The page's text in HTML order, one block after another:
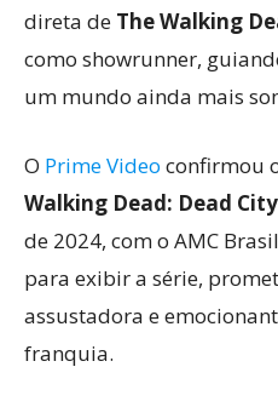
direta de The Walking
como showrunner,
um mundo ainda mais
O Prime Video confirmou
Walking Dead: Dead City
de 2024, com o AMC
para exibir a série,
assustadora e
franquia.